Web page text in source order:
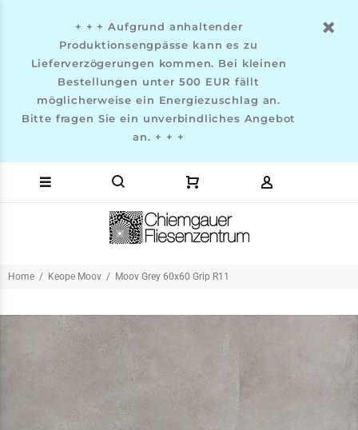
+ + + Aufgrund anhaltender
Produktionsengpässe kann es zu
Lieferverzögerungen kommen. Bei kleinen
Bestellungen unter 500 EUR fällt
möglicherweise ein Energiezuschlag an.
Bitte fragen Sie ein unverbindliches Angebot
an. + + +
Home Keope Moov Moov Grey 60x60 Grip R11